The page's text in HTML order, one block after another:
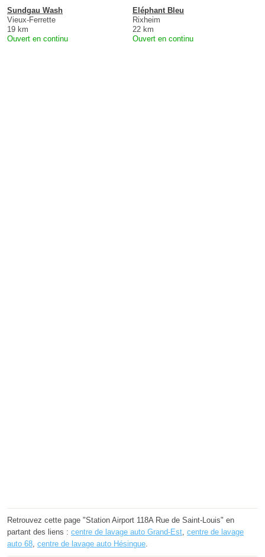
Sundgau Wash
Vieux-Ferrette
19 km
Ouvert en continu
Eléphant Bleu
Rixheim
22 km
Ouvert en continu
Retrouvez cette page "Station Airport 118A Rue de Saint-Louis" en
partant des liens : centre de lavage auto Grand-Est centre de lavage
auto 68 centre de lavage auto Hésingue